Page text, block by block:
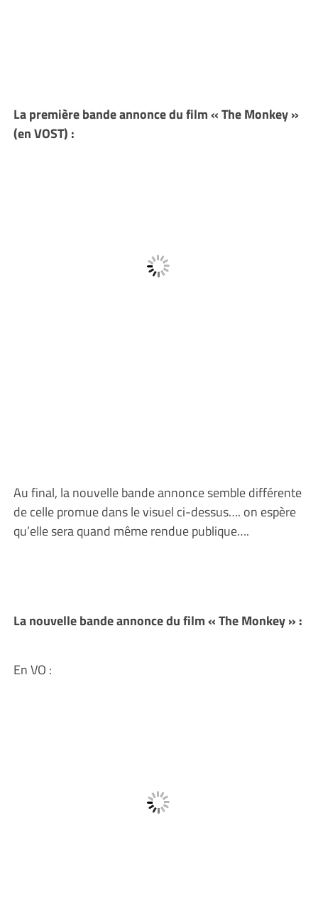
La première bande annonce du film « The Monkey »
(en VOST) :
Au final, la nouvelle bande annonce semble différente
de celle promue dans le visuel ci-dessus…. on espère
qu’elle sera quand même rendue publique….
La nouvelle bande annonce du film « The Monkey » :
En VO :